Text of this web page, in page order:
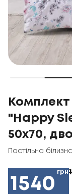
Комплект
"Happy
50x70,
Постільна білизна
1540
грн